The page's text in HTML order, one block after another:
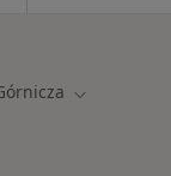
Zmień miasto